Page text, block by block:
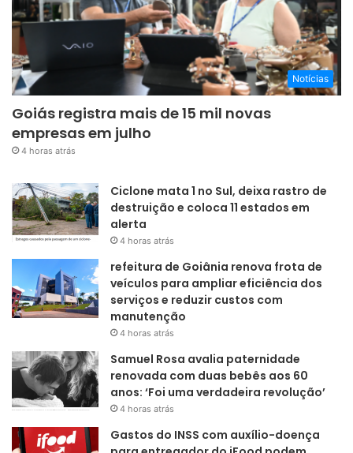
Notícias
Goiás registra mais de 15 mil novas
empresas em julho
4 horas atrás
Ciclone mata 1 no Sul, deixa rastro de
destruição e coloca 11 estados em
alerta
4 horas atrás
refeitura de Goiânia renova frota de
veículos para ampliar eficiência dos
serviços e reduzir custos com
manutenção
4 horas atrás
Samuel Rosa avalia paternidade
renovada com duas bebês aos 60
anos: ‘Foi uma verdadeira revolução’
4 horas atrás
Gastos do INSS com auxílio-doença